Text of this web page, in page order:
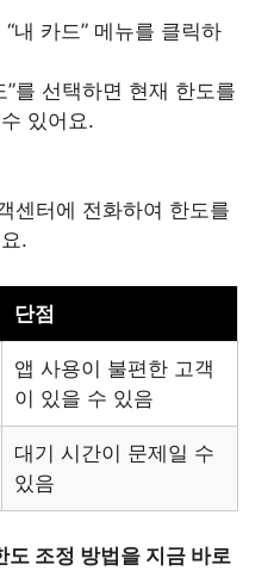
내 카드” 메뉴를 클릭하
”를 선택하면 현재 한도를
있어요.
센터에 전화하여 한도를
.
단점
앱 사용이 불편한 고객
이 있을 수 있음
대기 시간이 문제일 수
있음
도 조정 방법을 지금 바로